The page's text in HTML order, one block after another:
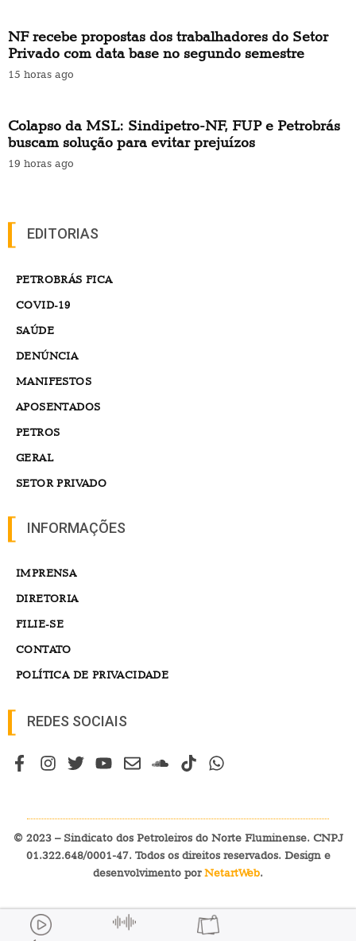
NF recebe propostas dos trabalhadores do Setor
Privado com data base no segundo semestre
15 horas ago
Colapso da MSL: Sindipetro-NF, FUP e Petrobrás
buscam solução para evitar prejuízos
19 horas ago
EDITORIAS
PETROBRÁS FICA
COVID-19
SAÚDE
DENÚNCIA
MANIFESTOS
APOSENTADOS
PETROS
GERAL
SETOR PRIVADO
INFORMAÇÕES
IMPRENSA
DIRETORIA
FILIE-SE
CONTATO
POLÍTICA DE PRIVACIDADE
REDES SOCIAIS
© 2023 – Sindicato dos Petroleiros do Norte Fluminense. CNPJ
01.322.648/0001-47. Todos os direitos reservados. Design e
desenvolvimento porNetartWeb.